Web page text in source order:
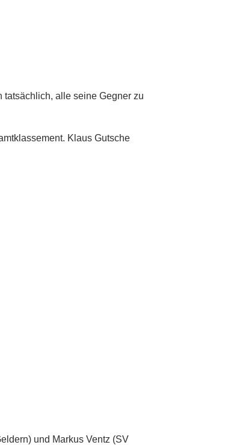
tatsächlich, alle seine Gegner zu
Klaus Gutsche
und Markus Ventz (SV